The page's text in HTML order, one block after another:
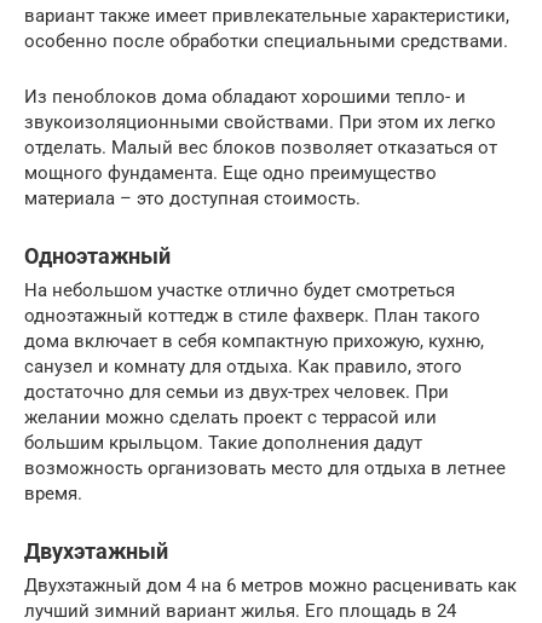
вариант также имеет привлекательные характеристики,
особенно после обработки специальными средствами.
Из пеноблоков дома обладают хорошими тепло- и
звукоизоляционными свойствами. При этом их легко
отделать. Малый вес блоков позволяет отказаться от
мощного фундамента. Еще одно преимущество
материала – это доступная стоимость.
Одноэтажный
На небольшом участке отлично будет смотреться
одноэтажный коттедж в стиле фахверк. План такого
дома включает в себя компактную прихожую, кухню,
санузел и комнату для отдыха. Как правило, этого
достаточно для семьи из двух-трех человек. При
желании можно сделать проект с террасой или
большим крыльцом. Такие дополнения дадут
возможность организовать место для отдыха в летнее
время.
Двухэтажный
Двухэтажный дом 4 на 6 метров можно расценивать как
лучший зимний вариант жилья. Его площадь в 24